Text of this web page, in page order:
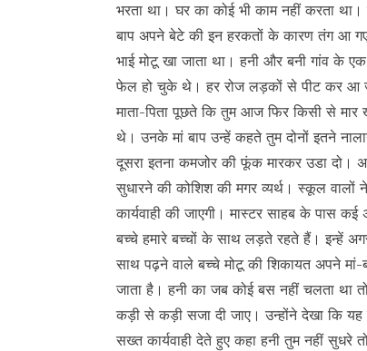
भरता था। घर का कोई भी काम नहीं करता
बाप अपने बेटे की इन हरकतों के कारण तंग आ
भाई मोटू खा जाता था। हनी और बनी गांव के
फेल हो चुके थे। हर रोज लड़कों से पीट कर आ
माता-पिता पूछते कि तुम आज फिर किसी से मार
थे। उनके मां बाप उन्हें कहते तुम दोनों इतने
दूसरा इतना कमजोर की फूंक मारकर उडा दो।
सुधारने की कोशिश की मगर व्यर्थ। स्कूल वालों
कार्यवाही की जाएगी। मास्टर साहब के पास
बच्चे हमारे बच्चों के साथ लड़ते रहते हैं। इन्हें
साथ पढ़ने वाले बच्चे मोटू की शिकायत अपने
जाता है। हनी का जब कोई बस नहीं चलता था
कड़ी से कड़ी सजा दी जाए। उन्होंने देखा कि यह
सख्त कार्यवाही देते हुए कहा हनी तुम नहीं